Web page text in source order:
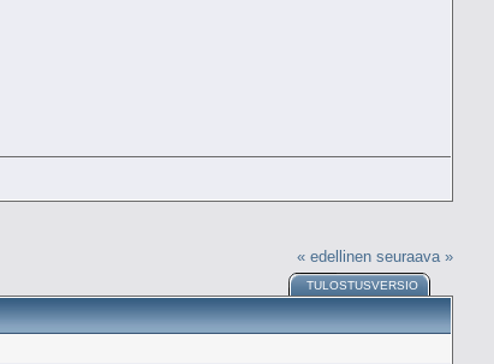
« edellinen seuraava »
TULOSTUSVERSIO